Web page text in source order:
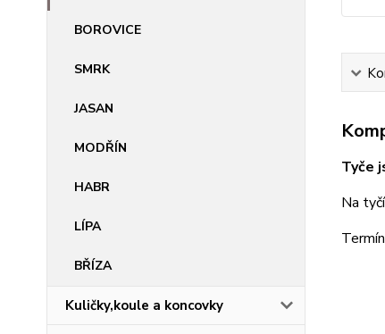
BOROVICE
SMRK
JASAN
MODŘÍN
HABR
LÍPA
BŘÍZA
Kuličky,koule a koncovky
Tyče
Na